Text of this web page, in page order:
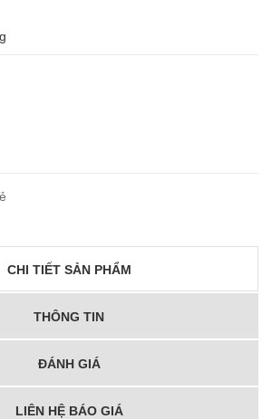
CHI TIẾT SẢN PHẨM
THÔNG TIN
ĐÁNH GIÁ
LIÊN HỆ BÁO GIÁ